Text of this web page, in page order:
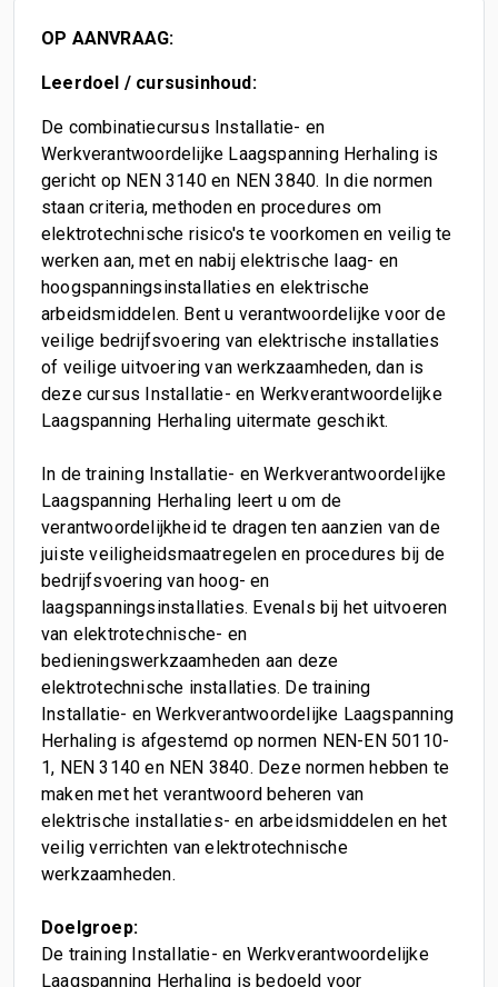
OP AANVRAAG:
Leerdoel / cursusinhoud:
De combinatiecursus Installatie- en
Werkverantwoordelijke Laagspanning Herhaling is
gericht op NEN 3140 en NEN 3840. In die normen
staan criteria, methoden en procedures om
elektrotechnische risico's te voorkomen en veilig te
werken aan, met en nabij elektrische laag- en
hoogspanningsinstallaties en elektrische
arbeidsmiddelen. Bent u verantwoordelijke voor de
veilige bedrijfsvoering van elektrische installaties
of veilige uitvoering van werkzaamheden, dan is
deze cursus Installatie- en Werkverantwoordelijke
Laagspanning Herhaling uitermate geschikt.
In de training Installatie- en Werkverantwoordelijke
Laagspanning Herhaling leert u om de
verantwoordelijkheid te dragen ten aanzien van de
juiste veiligheidsmaatregelen en procedures bij de
bedrijfsvoering van hoog- en
laagspanningsinstallaties. Evenals bij het uitvoeren
van elektrotechnische- en
bedieningswerkzaamheden aan deze
elektrotechnische installaties. De training
Installatie- en Werkverantwoordelijke Laagspanning
Herhaling is afgestemd op normen NEN-EN 50110-
1, NEN 3140 en NEN 3840. Deze normen hebben te
maken met het verantwoord beheren van
elektrische installaties- en arbeidsmiddelen en het
veilig verrichten van elektrotechnische
werkzaamheden.
Doelgroep:
De training Installatie- en Werkverantwoordelijke
Laagspanning Herhaling is bedoeld voor